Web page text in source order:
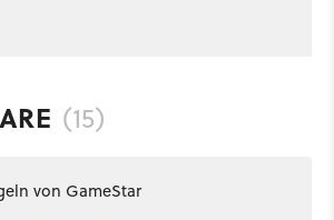
(15)
von GameStar